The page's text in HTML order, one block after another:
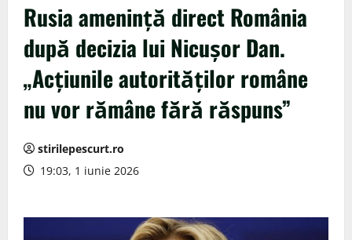
Rusia amenință direct România
după decizia lui Nicușor Dan.
„Acțiunile autorităților române
nu vor rămâne fără răspuns”
stirilepescurt.ro
19:03, 1 iunie 2026